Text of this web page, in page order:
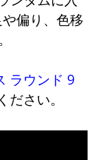
偏り、色移
ラウンド 9
ださい。